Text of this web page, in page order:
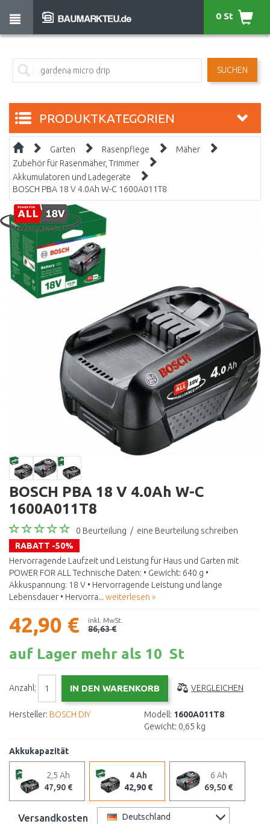
SUCHEN
0 St
PRODUKTKATEGORIEN
Garten Rasenpflege
Mäher
Zubehör für Rasenmäher, Trimmer
Akkumulatoren und Ladegeräte
BOSCH PBA 18 V 4.0Ah W-C 1600A011T8
BOSCH PBA 18 V 4.0Ah W-C
1600A011T8
0 Beurteilung / eine Beurteilung schreiben
RABATT -50%
Hervorragende Laufzeit und Leistung für Haus und Garten mit
POWER FOR ALL Technische Daten: • Gewicht: 640 g •
Akkuspannung: 18 V • Hervorragende Leistung und lange
Lebensdauer • Hervorra... weiterlesen »
42,90 € inkl. MwSt.
86,63 €
auf Lager mehr als 10 St
Anzahl: VERGLEICHEN
Hersteller: BOSCH DIY Modell: 1600A011T8
Gewicht: 0,65 kg
Akkukapazität
2,5 Ah
47,90 €
4 Ah
42,90 €
6 Ah
69,50 €
Versandkosten Deutschland